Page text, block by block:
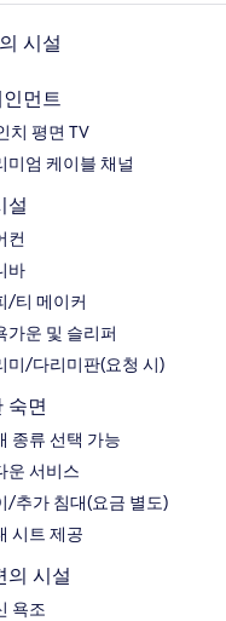
시설
먼트
치 평면 TV
미엄 케이블 채널
설
컨
바
/티 메이커
가운 및 슬리퍼
미/다리미판(요청 시)
숙면
종류 선택 가능
운 서비스
/추가 침대(요금 별도)
시트 제공
의 시설
욕조